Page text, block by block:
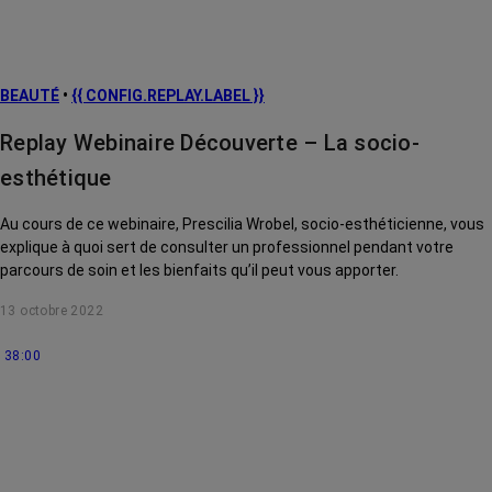
BEAUTÉ • {{ CONFIG.REPLAY.LABEL }}
Replay Webinaire Découverte – La socio-
esthétique
Au cours de ce webinaire, Prescilia Wrobel, socio-esthéticienne, vous
explique à quoi sert de consulter un professionnel pendant votre
parcours de soin et les bienfaits qu’il peut vous apporter.
13 octobre 2022
38:00